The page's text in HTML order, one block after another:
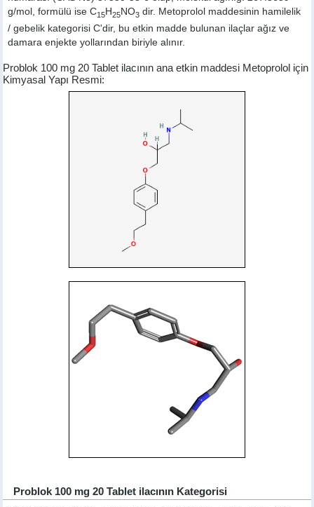
g/mol, formülü ise C15H25NO3 dir. Metoprolol maddesinin hamilelik
/ gebelik kategorisi C'dir, bu etkin madde bulunan ilaçlar ağız ve
damara enjekte yollarından biriyle alınır.
Problok 100 mg 20 Tablet ilacının ana etkin maddesi Metoprolol için
Kimyasal Yapı Resmi:
Problok 100 mg 20 Tablet ilacının Kategorisi